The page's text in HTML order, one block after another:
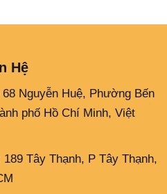
Hệ
68 Nguyễn Huệ, Phường Bến
phố Hồ Chí Minh, Việt
189 Tây Thạnh, P Tây Thạnh,